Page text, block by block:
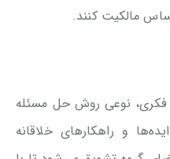
مالکیت کنند.
فکری، نوعی روش حل مسئله
و راهکارهای خلاقانه